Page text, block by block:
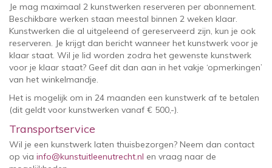
Je mag maximaal 2 kunstwerken reserveren per abonnement.
Beschikbare werken staan meestal binnen 2 weken klaar.
Kunstwerken die al uitgeleend of gereserveerd zijn, kun je ook
reserveren. Je krijgt dan bericht wanneer het kunstwerk voor je
klaar staat. Wil je lid worden zodra het gewenste kunstwerk
voor je klaar staat? Geef dit dan aan in het vakje ‘opmerkingen’
van het winkelmandje.
Het is mogelijk om in 24 maanden een kunstwerk af te betalen
(dit geldt voor kunstwerken vanaf € 500,-).
Transportservice
Wil je een kunstwerk laten thuisbezorgen? Neem dan contact
op via info@kunstuitleenutrecht.nl en vraag naar de